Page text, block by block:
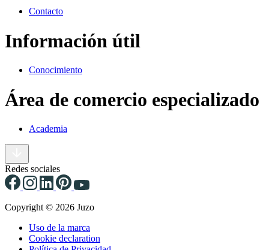
Contacto
Información útil
Conocimiento
Área de comercio especializado
Academia
Redes sociales
Copyright © 2026 Juzo
Uso de la marca
Cookie declaration